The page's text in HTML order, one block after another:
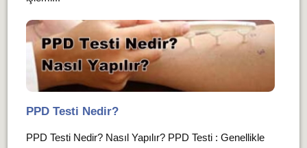
PPD Testi Nedir?
PPD Testi Nedir? Nasıl Yapılır? PPD Testi : Genellikle